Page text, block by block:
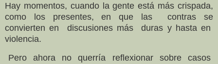
Hay momentos, cuando la gente está más crispada,
como los presentes, en que las contras se
convierten en discusiones más duras y hasta en
violencia.
Pero ahora no querría reflexionar sobre casos